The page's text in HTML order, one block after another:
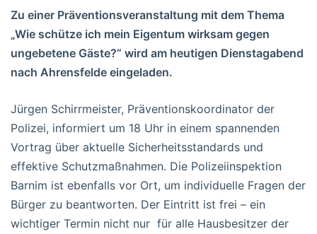
Zu einer Präventionsveranstaltung mit dem Thema
„Wie schütze ich mein Eigentum wirksam gegen
ungebetene Gäste?“ wird am heutigen Dienstagabend
nach Ahrensfelde eingeladen.
Jürgen Schirrmeister, Präventionskoordinator der
Polizei, informiert um 18 Uhr in einem spannenden
Vortrag über aktuelle Sicherheitsstandards und
effektive Schutzmaßnahmen. Die Polizeiinspektion
Barnim ist ebenfalls vor Ort, um individuelle Fragen der
Bürger zu beantworten. Der Eintritt ist frei – ein
wichtiger Termin nicht nur für alle Hausbesitzer der